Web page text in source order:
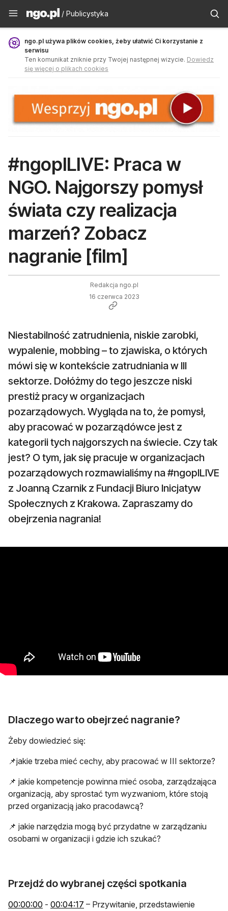
Publicystyka - ngo.pl
/ Publicystyka
ngo.pl używa plików cookies, żeby ułatwić Ci korzystanie z
serwisu
Ten komunikat zniknie przy Twojej następnej wizycie. Dowiedz
się więcej o plikach cookies
#ngoplLIVE: Praca w
NGO. Najgorszy pomysł
świata czy realizacja
marzeń? Zobacz
nagranie [film]
Redakcja ngo.pl
16 czerwca 2023
Niestabilność zatrudnienia, niskie zarobki,
wypalenie, mobbing – to zjawiska, o których
mówi się w kontekście zatrudniania w III
sektorze. Dołóżmy do tego jeszcze niski
prestiż pracy w organizacjach
pozarządowych. Wygląda na to, że pomysł,
aby pracować w pozarządówce jest z
kategorii tych najgorszych na świecie. Czy tak
jest? O tym, jak się pracuje w organizacjach
pozarządowych rozmawialiśmy na #ngoplLIVE
z Joanną Czarnik z Fundacji Biuro Inicjatyw
Społecznych z Krakowa. Zapraszamy do
obejrzenia nagrania!
Dlaczego warto obejrzeć nagranie?
Żeby dowiedzieć się:
📌jakie trzeba mieć cechy, aby pracować w III sektorze?
📌 jakie kompetencje powinna mieć osoba, zarządzająca
organizacją, aby sprostać tym wyzwaniom, które stoją
przed organizacją jako pracodawcą?
📌 jakie narzędzia mogą być przydatne w zarządzaniu
osobami w organizacji i gdzie ich szukać?
Przejdź do wybranej części spotkania
00:00:00 otwiera się w nowej karcie
- 00:04:17 otwiera się w nowej karcie
– Przywitanie, przedstawienie